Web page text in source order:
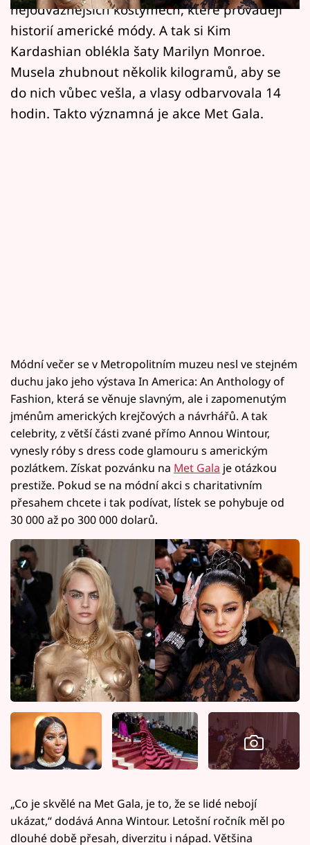
Pořady
Mámy sobě
Přihlášení
nejodvážnějších kostýmech, které provádějí
historií americké módy. A tak si Kim
Kardashian oblékla šaty Marilyn Monroe.
Musela zhubnout několik kilogramů, aby se
do nich vůbec vešla, a vlasy odbarvovala 14
hodin. Takto významná je akce Met Gala.
Módní večer se v Metropolitním muzeu nesl ve stejném
duchu jako jeho výstava In America: An Anthology of
Fashion, která se věnuje slavným, ale i zapomenutým
jménům amerických krejčových a návrhářů. A tak
celebrity, z větší části zvané přímo Annou Wintour,
vynesly róby s dress code glamouru s americkým
pozlátkem. Získat pozvánku na Met Gala je otázkou
prestiže. Pokud se na módní akci s charitativním
přesahem chcete i tak podívat, lístek se pohybuje od
30 000 až po 300 000 dolarů.
„Co je skvělé na Met Gala, je to, že se lidé nebojí
ukázat,“ dodává Anna Wintour. Letošní ročník měl po
dlouhé době přesah, diverzitu i nápad. Většina